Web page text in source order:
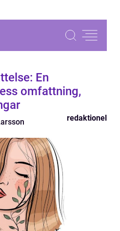
En
omfattning,
redaktionel